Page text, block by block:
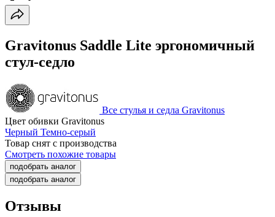
Gravitonus Saddle Lite эргономичный
стул-седло
Все стулья и седла Gravitonus
Цвет обивки Gravitonus
Черный Темно-серый
Товар снят с производства
Смотреть похожие товары
подобрать аналог
подобрать аналог
Отзывы